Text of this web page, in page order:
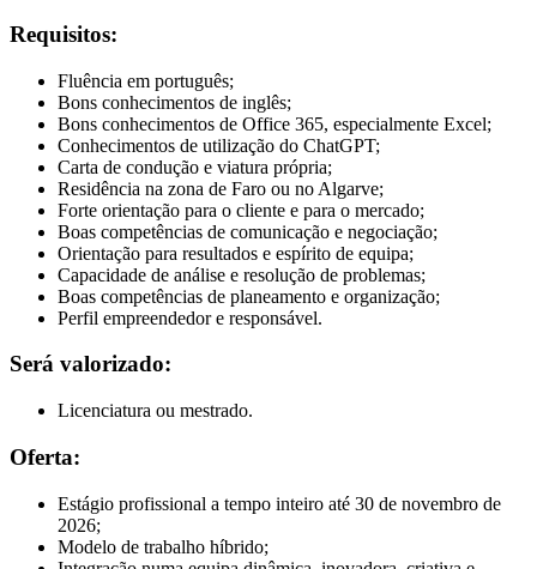
Requisitos:
Fluência em português;
Bons conhecimentos de inglês;
Bons conhecimentos de Office 365, especialmente Excel;
Conhecimentos de utilização do ChatGPT;
Carta de condução e viatura própria;
Residência na zona de Faro ou no Algarve;
Forte orientação para o cliente e para o mercado;
Boas competências de comunicação e negociação;
Orientação para resultados e espírito de equipa;
Capacidade de análise e resolução de problemas;
Boas competências de planeamento e organização;
Perfil empreendedor e responsável.
Será valorizado:
Licenciatura ou mestrado.
Oferta:
Estágio profissional a tempo inteiro até 30 de novembro de
2026;
Modelo de trabalho híbrido;